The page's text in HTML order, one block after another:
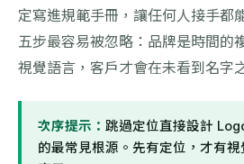
定寫進規範手冊，讓任何人接手都
五步最容易被忽略：品牌是時間的
視覺語言，客戶才會在未看到名字
次序提示： 跳過定位直接設計
的最常見根源。先有定位，才有